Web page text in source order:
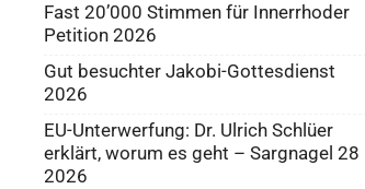
Fast 20’000 Stimmen für Innerrhoder
Petition 2026
Gut besuchter Jakobi-Gottesdienst
2026
EU-Unterwerfung: Dr. Ulrich Schlüer
erklärt, worum es geht – Sargnagel 28
2026